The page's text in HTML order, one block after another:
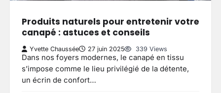
Produits naturels pour entretenir votre
canapé : astuces et conseils
Yvette Chaussée 27 juin 2025 339 Views
Dans nos foyers modernes, le canapé en tissu
s’impose comme le lieu privilégié de la détente,
un écrin de confort…